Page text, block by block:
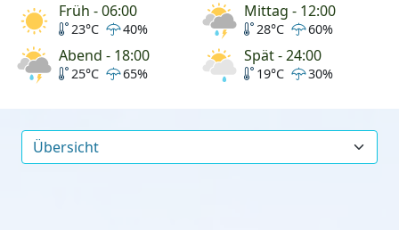
Früh - 06:00
23°C 40%
Mittag - 12:00
28°C 60%
Abend - 18:00
25°C 65%
Spät - 24:00
19°C 30%